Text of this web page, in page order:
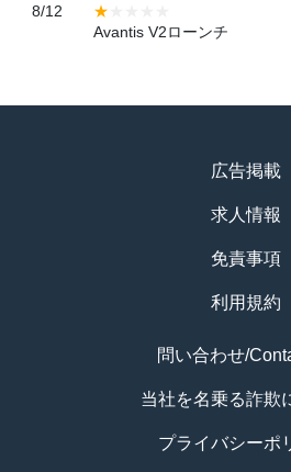
8/12
Avantis V2ローンチ
広告掲載
求人情報
免責事項
利用規約
問い合わせ/
当社を名乗る詐欺
プライバシーポ